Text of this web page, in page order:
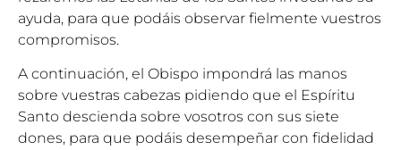
ayuda, para que podáis observar fielmente vuestros
compromisos.
A continuación, el Obispo impondrá las manos
sobre vuestras cabezas pidiendo que el Espíritu
Santo descienda sobre vosotros con sus siete
dones, para que podáis desempeñar con fidelidad